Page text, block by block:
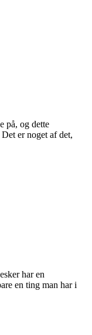
på, og dette
er noget af det,
har en
en ting man har i